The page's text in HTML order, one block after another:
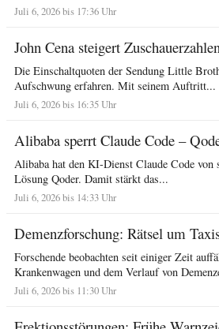
Juli 6, 2026 bis 17:36 Uhr
John Cena steigert
Die Einschaltquoten der Sendung Little
Aufschwung erfahren. Mit seinem Auftritt...
Juli 6, 2026 bis 16:35 Uhr
Alibaba sperrt Claude Code –
Alibaba hat den KI-Dienst Claude Code
Lösung Qoder. Damit stärkt das...
Juli 6, 2026 bis 14:33 Uhr
Demenzforschung: Rätsel um
Forschende beobachten seit einiger Zeit
Krankenwagen und dem Verlauf von
Juli 6, 2026 bis 11:30 Uhr